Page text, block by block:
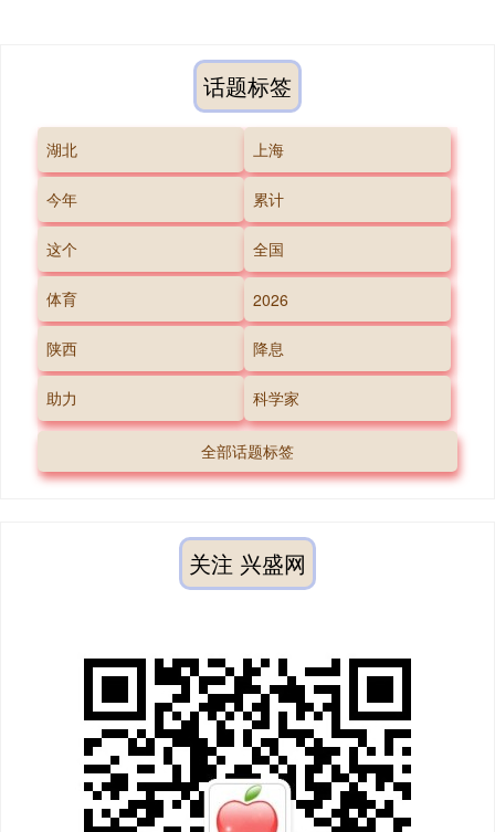
话题标签
湖北 上海
今年 累计
这个 全国
体育 2026
陕西 降息
助力 科学家
全部话题标签
关注 兴盛网